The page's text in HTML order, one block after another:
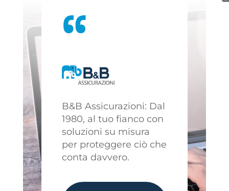
“
B&B Assicurazioni: Dal
1980, al tuo fianco con
soluzioni su misura
per proteggere ciò che
conta davvero.